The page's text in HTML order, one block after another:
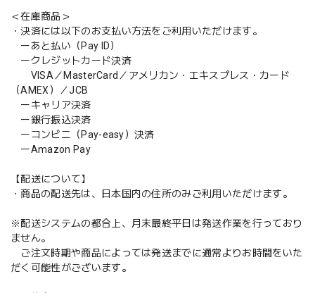
＜在庫商品＞
・決済には以下のお支払い方法をご利用いただけます。
ーあと払い（Pay ID）
ークレジットカード決済
VISA／MasterCard／アメリカン・エキスプレス・カード
（AMEX）／JCB
ーキャリア決済
ー銀行振込決済
ーコンビニ（Pay-easy）決済
ーAmazon Pay
【配送について】
・商品の配送先は、日本国内の住所のみご利用いただけます。
※配送システムの都合上、月末最終平日は発送作業を行っており
ません。
ご注文時期や商品によっては発送までに通常よりお時間をいた
だく可能性がございます。